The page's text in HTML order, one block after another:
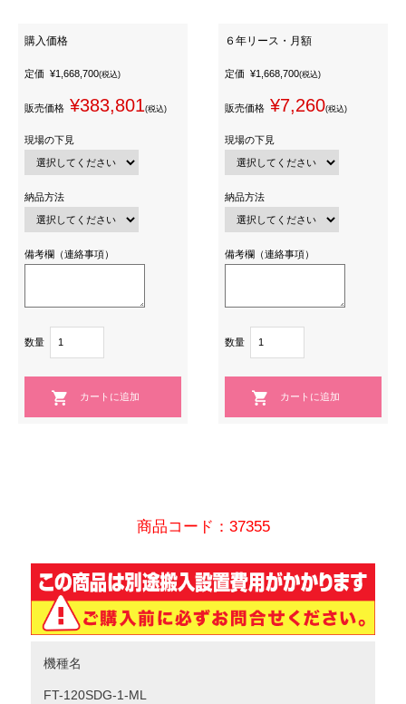
購入価格
定価 ¥1,668,700(税込)
販売価格 ¥383,801(税込)
現場の下見
納品方法
備考欄（連絡事項）
数量
６年リース・月額
定価 ¥1,668,700(税込)
販売価格 ¥7,260(税込)
現場の下見
納品方法
備考欄（連絡事項）
数量
商品コード：37355
機種名
FT-120SDG-1-ML